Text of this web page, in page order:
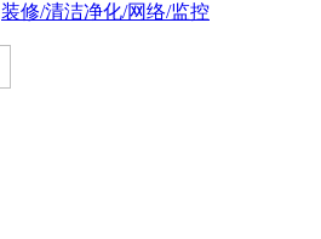
装修/清洁净化/网络/监控